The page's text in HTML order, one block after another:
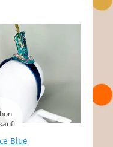
Blue